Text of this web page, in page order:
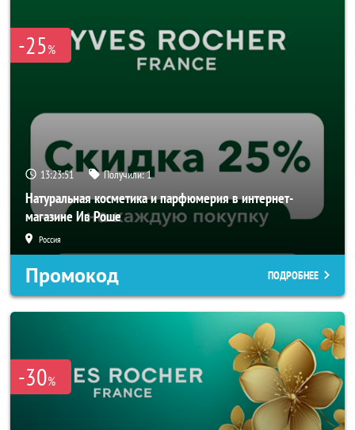
-25%
13:23:51 Получили:1
Натуральная косметика и парфюмерия в интернет-
магазине Ив Роше
Россия
Промокод ПОДРОБНЕЕ
-30%